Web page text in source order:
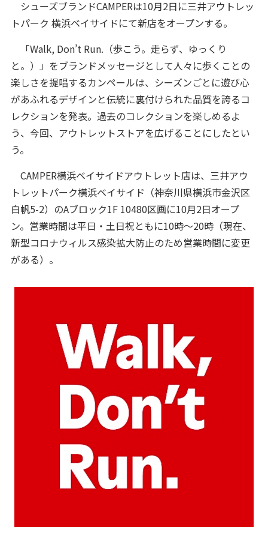
シューズブランドCAMPERは10月2日に三井アウトレッ
トパーク 横浜ベイサイドにて新店をオープンする。
「Walk, Don’t Run.（歩こう。走らず、ゆっくり
と。）」をブランドメッセージとして人々に歩くことの
楽しさを提唱するカンペールは、シーズンごとに遊び心
があふれるデザインと伝統に裏付けられた品質を誇るコ
レクションを発表。過去のコレクションを楽しめるよ
う、今回、アウトレットストアを広げることにしたとい
う。
CAMPER横浜ベイサイドアウトレット店は、三井アウ
トレットパーク横浜ベイサイド（神奈川県横浜市金沢区
白帆5-2）のAブロック1F 10480区画に10月2日オープ
ン。営業時間は平日・土日祝ともに10時～20時（現在、
新型コロナウィルス感染拡大防止のため営業時間に変更
がある）。